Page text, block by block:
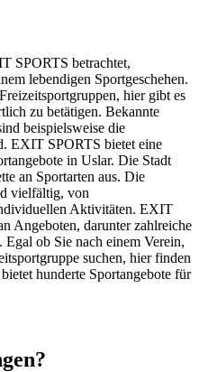
SPORTS betrachtet,
lebendigen Sportgeschehen.
hier gibt es
zu betätigen. Bekannte
beispielsweise die
EXIT SPORTS bietet eine
in Uslar. Die Stadt
an Sportarten aus. Die
vielfältig, von
Aktivitäten. EXIT
Angeboten, darunter zahlreiche
ob Sie nach einem Verein,
suchen, hier finden
hunderte Sportangebote für